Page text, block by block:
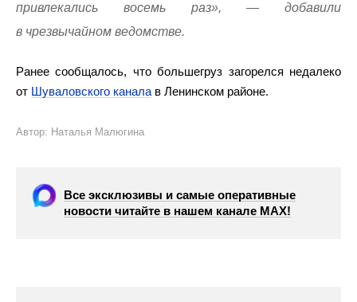
привлекались восемь раз», — добавили
в чрезвычайном ведомстве.
Ранее сообщалось, что большегруз загорелся недалеко
от Шуваловского канала в Ленинском районе.
Автор: Наталья Малюгина
Все эксклюзивы и самые оперативные
новости читайте в нашем канале МАХ!